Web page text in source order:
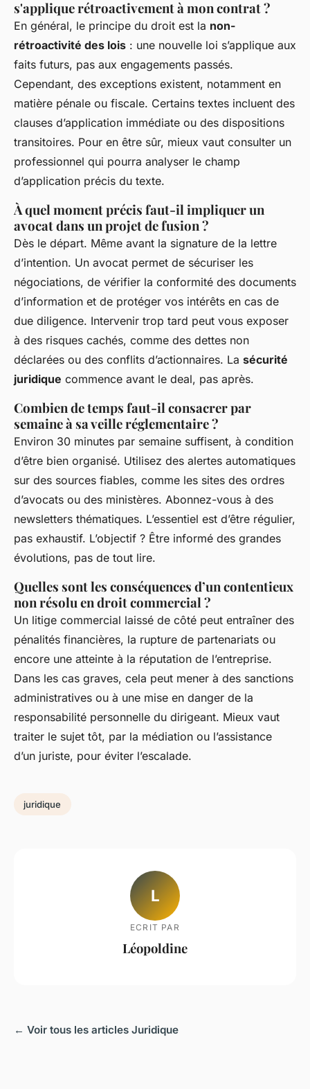
s'applique rétroactivement à mon contrat ?
En général, le principe du droit est la non-
rétroactivité des lois : une nouvelle loi s’applique aux
faits futurs, pas aux engagements passés.
Cependant, des exceptions existent, notamment en
matière pénale ou fiscale. Certains textes incluent des
clauses d’application immédiate ou des dispositions
transitoires. Pour en être sûr, mieux vaut consulter un
professionnel qui pourra analyser le champ
d’application précis du texte.
À quel moment précis faut-il impliquer un
avocat dans un projet de fusion ?
Dès le départ. Même avant la signature de la lettre
d’intention. Un avocat permet de sécuriser les
négociations, de vérifier la conformité des documents
d’information et de protéger vos intérêts en cas de
due diligence. Intervenir trop tard peut vous exposer
à des risques cachés, comme des dettes non
déclarées ou des conflits d’actionnaires. La sécurité
juridique commence avant le deal, pas après.
Combien de temps faut-il consacrer par
semaine à sa veille réglementaire ?
Environ 30 minutes par semaine suffisent, à condition
d’être bien organisé. Utilisez des alertes automatiques
sur des sources fiables, comme les sites des ordres
d’avocats ou des ministères. Abonnez-vous à des
newsletters thématiques. L’essentiel est d’être régulier,
pas exhaustif. L’objectif ? Être informé des grandes
évolutions, pas de tout lire.
Quelles sont les conséquences d’un contentieux
non résolu en droit commercial ?
Un litige commercial laissé de côté peut entraîner des
pénalités financières, la rupture de partenariats ou
encore une atteinte à la réputation de l’entreprise.
Dans les cas graves, cela peut mener à des sanctions
administratives ou à une mise en danger de la
responsabilité personnelle du dirigeant. Mieux vaut
traiter le sujet tôt, par la médiation ou l’assistance
d’un juriste, pour éviter l’escalade.
juridique
L
ECRIT PAR
Léopoldine
← Voir tous les articles Juridique